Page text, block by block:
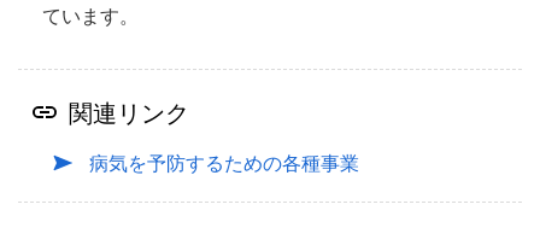
ています。
関連リンク
病気を予防するための各種事業